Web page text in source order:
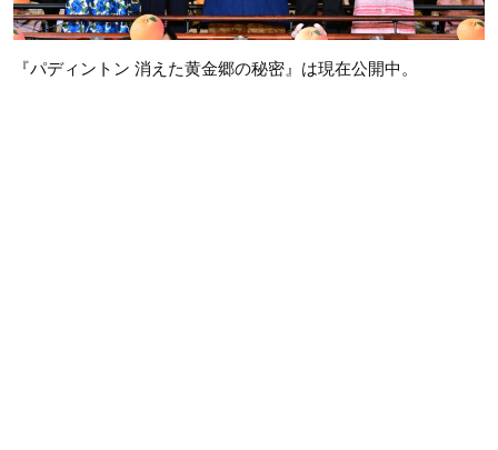
『パディントン 消えた黄金郷の秘密』は現在公開中。